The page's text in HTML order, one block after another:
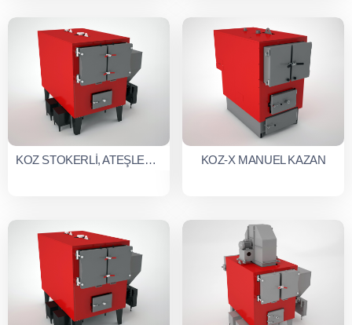
KOZ STOKERLİ, ATEŞLEMELİ, KÜL ÇIKARMALI, KARIŞTIRMALI MERKEZİ ISITMA SİSTEMİ (KOZ SERİSİ) KOZ-X MANUEL KAZAN